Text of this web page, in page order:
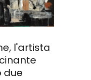
l'artista
due